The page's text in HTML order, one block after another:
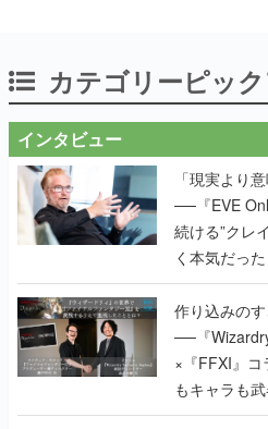
カテゴリーピッ
インタビュー
「現実より
──『EVE
続ける”クレ
く本気だった
作り込みの
──『
×『FFXI』
もキャラも
で作り込ま